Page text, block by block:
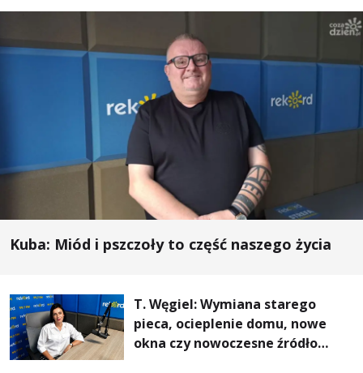
Kuba: Miód i pszczoły to część naszego życia
T. Węgiel: Wymiana starego
pieca, ocieplenie domu, nowe
okna czy nowoczesne źródło